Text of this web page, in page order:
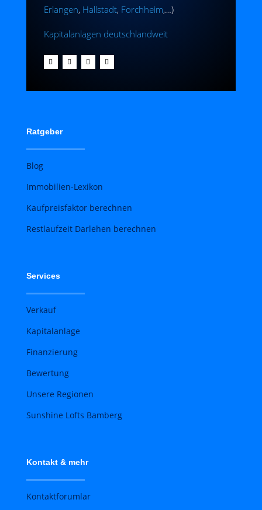
Erlangen, Hallstadt, Forchheim,…)
Kapitalanlagen deutschlandweit
Ratgeber
Blog
Immobilien-Lexikon
Kaufpreisfaktor berechnen
Restlaufzeit Darlehen berechnen
Services
Verkauf
Kapitalanlage
Finanzierung
Bewertung
Unsere Regionen
Sunshine Lofts Bamberg
Kontakt & mehr
Kontaktforumlar